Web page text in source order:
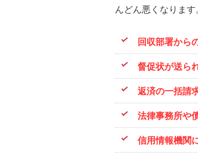
んどん悪くなります
回収部署から
督促状が送ら
返済の一括請
法律事務所や
信用情報機関